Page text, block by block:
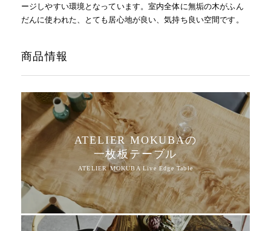
ージしやすい環境となっています。室内全体に無垢の木がふん
だんに使われた、とても居心地が良い、気持ち良い空間です。
商品情報
ATELIER MOKUBAの
一枚板テーブル